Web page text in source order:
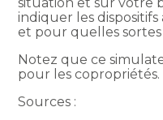
indiquer les
et pour quelles
Notez que ce
pour les copropriétés.
Sources :